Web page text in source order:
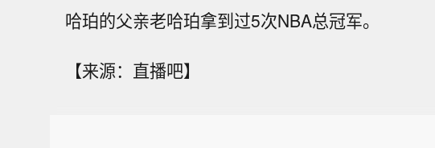
哈珀的父亲老哈珀拿到过5次NBA总冠军。
【来源：直播吧】